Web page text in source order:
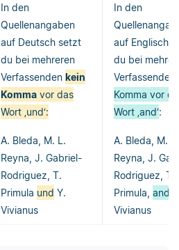
In den
Quellenangaben
auf Deutsch setzt
du bei mehreren
Verfassenden kein
Komma vor das
Wort ‚und‘:
A. Bleda, M. L.
Reyna, J. Gabriel-
Rodriguez, T.
Primula und Y.
Vivianus
In den
auf Englisch
du bei
Verfassenden
Komma vor
Wort ‚and‘:
A. Bleda, M. L.
Reyna, J.
Rodriguez, T.
Primula, and
Vivianus